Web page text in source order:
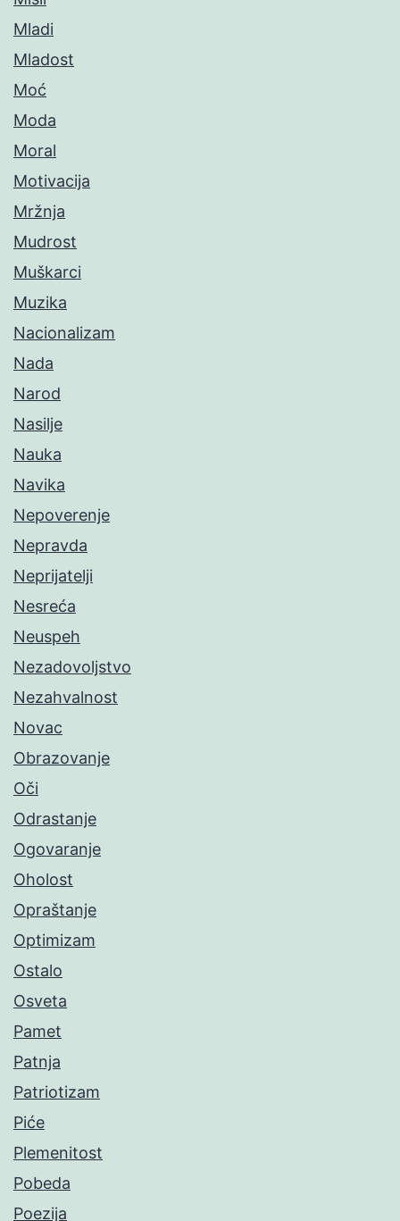
Mladi
Mladost
Moć
Moda
Moral
Motivacija
Mržnja
Mudrost
Muškarci
Muzika
Nacionalizam
Nada
Narod
Nasilje
Nauka
Navika
Nepoverenje
Nepravda
Neprijatelji
Nesreća
Neuspeh
Nezadovoljstvo
Nezahvalnost
Novac
Obrazovanje
Oči
Odrastanje
Ogovaranje
Oholost
Opraštanje
Optimizam
Ostalo
Osveta
Pamet
Patnja
Patriotizam
Piće
Plemenitost
Pobeda
Poezija